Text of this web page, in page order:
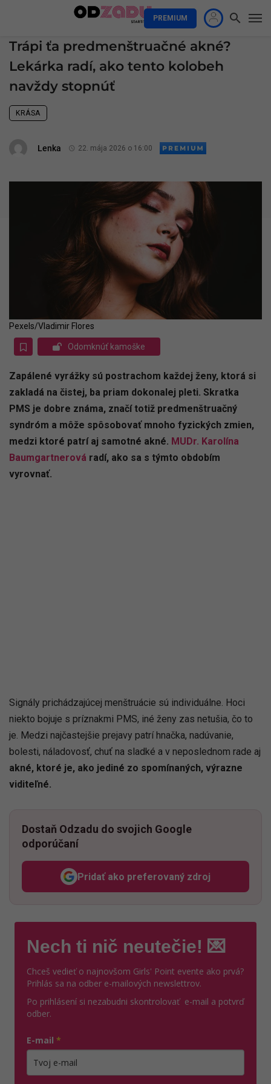
PREMIUM
Trápi ťa predmenštruačné akné?
Lekárka radí, ako tento kolobeh
navždy stopnúť
KRÁSA
Lenka 22. mája 2026 o 16:00
Pexels/Vladimir Flores
Odomknúť kamoške
Zapálené vyrážky sú postrachom každej ženy, ktorá si
zakladá na čistej, ba priam dokonalej pleti. Skratka
PMS je dobre známa, značí totiž predmenštruačný
syndróm a môže spôsobovať mnoho fyzických zmien,
medzi ktoré patrí aj samotné akné. MUDr. Karolína
Baumgartnerová radí, ako sa s týmto obdobím
vyrovnať.
Signály prichádzajúcej menštruácie sú individuálne. Hoci
niekto bojuje s príznakmi PMS, iné ženy zas netušia, čo to
je. Medzi najčastejšie prejavy patrí hnačka, nadúvanie,
bolesti, náladovosť, chuť na sladké a v neposlednom rade aj
akné, ktoré je, ako jediné zo spomínaných, výrazne
viditeľné.
Dostaň Odzadu do svojich Google
odporúčaní
Pridať ako preferovaný zdroj
Odzadu, odkaz sa otvorí v
Nech ti nič neutečie! 💌
Chceš vedieť o najnovšom Girls' Point evente ako prvá?
Prihlás sa na odber e-mailových newslettrov.
Po prihlásení si nezabudni skontrolovať e-mail a potvrď
odber.
E-mail *